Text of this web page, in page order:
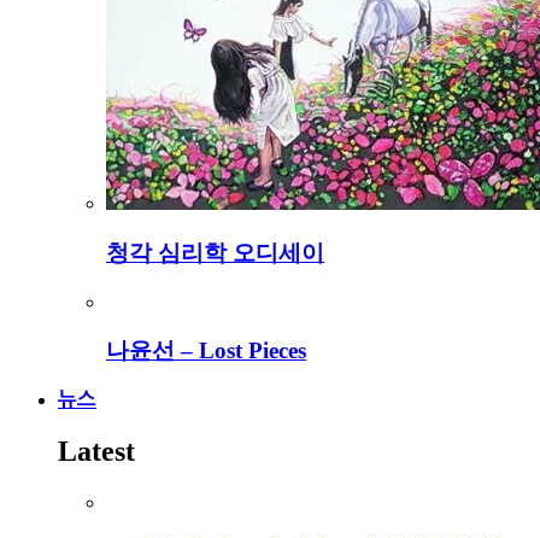
청각 심리학 오디세이
나윤선 – Lost Pieces
뉴스
Latest